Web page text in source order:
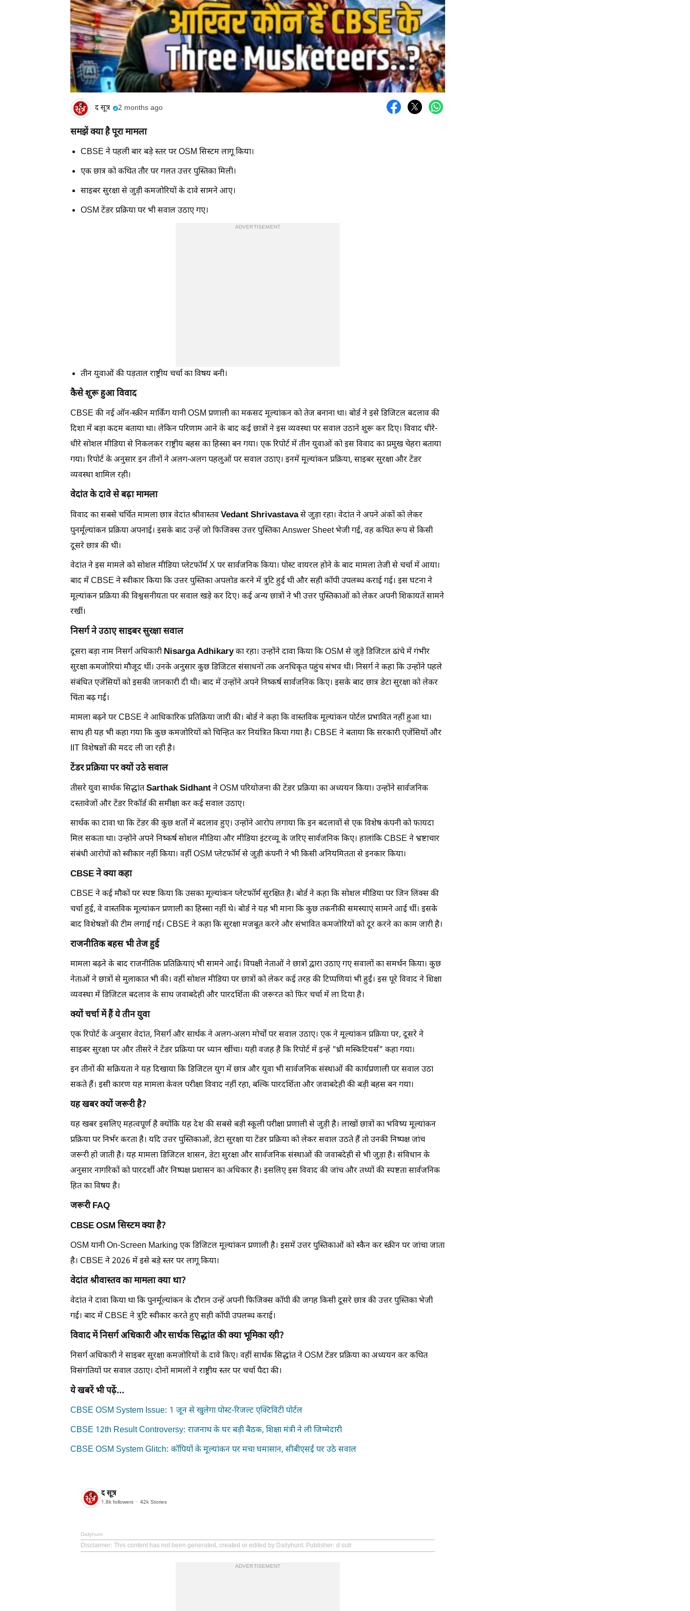
द सूत्र 2 months ago
समझें क्या है पूरा मामला
CBSE ने पहली बार बड़े स्तर पर OSM सिस्टम लागू किया।
एक छात्र को कथित तौर पर गलत उत्तर पुस्तिका मिली।
साइबर सुरक्षा से जुड़ी कमजोरियों के दावे सामने आए।
OSM टेंडर प्रक्रिया पर भी सवाल उठाए गए।
ADVERTISEMENT
तीन युवाओं की पड़ताल राष्ट्रीय चर्चा का विषय बनी।
कैसे शुरू हुआ विवाद
CBSE की नई ऑन-स्क्रीन मार्किंग यानी OSM प्रणाली का मकसद मूल्यांकन को तेज बनाना था। बोर्ड ने इसे डिजिटल बदलाव की
दिशा में बड़ा कदम बताया था। लेकिन परिणाम आने के बाद कई छात्रों ने इस व्यवस्था पर सवाल उठाने शुरू कर दिए। विवाद धीरे-
धीरे सोशल मीडिया से निकलकर राष्ट्रीय बहस का हिस्सा बन गया। एक रिपोर्ट में तीन युवाओं को इस विवाद का प्रमुख चेहरा बताया
गया। रिपोर्ट के अनुसार इन तीनों ने अलग-अलग पहलुओं पर सवाल उठाए। इनमें मूल्यांकन प्रक्रिया, साइबर सुरक्षा और टेंडर
व्यवस्था शामिल रही।
वेदांत के दावे से बढ़ा मामला
विवाद का सबसे चर्चित मामला छात्र वेदांत श्रीवास्तवVedant Shrivastavaसे जुड़ा रहा। वेदांत ने अपने अंकों को लेकर
पुनर्मूल्यांकन प्रक्रिया अपनाई। इसके बाद उन्हें जो फिजिक्स उत्तर पुस्तिका Answer Sheet भेजी गई, वह कथित रूप से किसी
दूसरे छात्र की थी।
वेदांत ने इस मामले को सोशल मीडिया प्लेटफॉर्म X पर सार्वजनिक किया। पोस्ट वायरल होने के बाद मामला तेजी से चर्चा में आया।
बाद में CBSE ने स्वीकार किया कि उत्तर पुस्तिका अपलोड करने में त्रुटि हुई थी और सही कॉपी उपलब्ध कराई गई। इस घटना ने
मूल्यांकन प्रक्रिया की विश्वसनीयता पर सवाल खड़े कर दिए। कई अन्य छात्रों ने भी उत्तर पुस्तिकाओं को लेकर अपनी शिकायतें सामने
रखीं।
निसर्ग ने उठाए साइबर सुरक्षा सवाल
दूसरा बड़ा नाम निसर्ग अधिकारी Nisarga Adhikaryका रहा। उन्होंने दावा किया कि OSM से जुड़े डिजिटल ढांचे में गंभीर
सुरक्षा कमजोरियां मौजूद थीं। उनके अनुसार कुछ डिजिटल संसाधनों तक अनधिकृत पहुंच संभव थी। निसर्ग ने कहा कि उन्होंने पहले
संबंधित एजेंसियों को इसकी जानकारी दी थी। बाद में उन्होंने अपने निष्कर्ष सार्वजनिक किए। इसके बाद छात्र डेटा सुरक्षा को लेकर
चिंता बढ़ गई।
मामला बढ़ने पर CBSE ने आधिकारिक प्रतिक्रिया जारी की। बोर्ड ने कहा कि वास्तविक मूल्यांकन पोर्टल प्रभावित नहीं हुआ था।
साथ ही यह भी कहा गया कि कुछ कमजोरियों को चिन्हित कर नियंत्रित किया गया है। CBSE ने बताया कि सरकारी एजेंसियों और
IIT विशेषज्ञों की मदद ली जा रही है।
टेंडर प्रक्रिया पर क्यों उठे सवाल
तीसरे युवा सार्थक सिद्धांतSarthak Sidhantने OSM परियोजना की टेंडर प्रक्रिया का अध्ययन किया। उन्होंने सार्वजनिक
दस्तावेजों और टेंडर रिकॉर्ड की समीक्षा कर कई सवाल उठाए।
सार्थक का दावा था कि टेंडर की कुछ शर्तों में बदलाव हुए। उन्होंने आरोप लगाया कि इन बदलावों से एक विशेष कंपनी को फायदा
मिल सकता था। उन्होंने अपने निष्कर्ष सोशल मीडिया और मीडिया इंटरव्यू के जरिए सार्वजनिक किए। हालांकि CBSE ने भ्रष्टाचार
संबंधी आरोपों को स्वीकार नहीं किया। वहीं OSM प्लेटफॉर्म से जुड़ी कंपनी ने भी किसी अनियमितता से इनकार किया।
CBSE ने क्या कहा
CBSE ने कई मौकों पर स्पष्ट किया कि उसका मूल्यांकन प्लेटफॉर्म सुरक्षित है। बोर्ड ने कहा कि सोशल मीडिया पर जिन लिंक्स की
चर्चा हुई, वे वास्तविक मूल्यांकन प्रणाली का हिस्सा नहीं थे। बोर्ड ने यह भी माना कि कुछ तकनीकी समस्याएं सामने आई थीं। इसके
बाद विशेषज्ञों की टीम लगाई गई। CBSE ने कहा कि सुरक्षा मजबूत करने और संभावित कमजोरियों को दूर करने का काम जारी है।
राजनीतिक बहस भी तेज हुई
मामला बढ़ने के बाद राजनीतिक प्रतिक्रियाएं भी सामने आईं। विपक्षी नेताओं ने छात्रों द्वारा उठाए गए सवालों का समर्थन किया। कुछ
नेताओं ने छात्रों से मुलाकात भी की। वहीं सोशल मीडिया पर छात्रों को लेकर कई तरह की टिप्पणियां भी हुईं। इस पूरे विवाद ने शिक्षा
व्यवस्था में डिजिटल बदलाव के साथ जवाबदेही और पारदर्शिता की जरूरत को फिर चर्चा में ला दिया है।
क्यों चर्चा में हैं ये तीन युवा
एक रिपोर्ट के अनुसार वेदांत, निसर्ग और सार्थक ने अलग-अलग मोर्चों पर सवाल उठाए। एक ने मूल्यांकन प्रक्रिया पर, दूसरे ने
साइबर सुरक्षा पर और तीसरे ने टेंडर प्रक्रिया पर ध्यान खींचा। यही वजह है कि रिपोर्ट में इन्हें "थ्री मस्किटियर्स" कहा गया।
इन तीनों की सक्रियता ने यह दिखाया कि डिजिटल युग में छात्र और युवा भी सार्वजनिक संस्थाओं की कार्यप्रणाली पर सवाल उठा
सकते हैं। इसी कारण यह मामला केवल परीक्षा विवाद नहीं रहा, बल्कि पारदर्शिता और जवाबदेही की बड़ी बहस बन गया।
यह खबर क्यों जरूरी है?
यह खबर इसलिए महत्वपूर्ण है क्योंकि यह देश की सबसे बड़ी स्कूली परीक्षा प्रणाली से जुड़ी है। लाखों छात्रों का भविष्य मूल्यांकन
प्रक्रिया पर निर्भर करता है। यदि उत्तर पुस्तिकाओं, डेटा सुरक्षा या टेंडर प्रक्रिया को लेकर सवाल उठते हैं तो उनकी निष्पक्ष जांच
जरूरी हो जाती है। यह मामला डिजिटल शासन, डेटा सुरक्षा और सार्वजनिक संस्थाओं की जवाबदेही से भी जुड़ा है। संविधान के
अनुसार नागरिकों को पारदर्शी और निष्पक्ष प्रशासन का अधिकार है। इसलिए इस विवाद की जांच और तथ्यों की स्पष्टता सार्वजनिक
हित का विषय है।
जरूरी FAQ
CBSE OSM सिस्टम क्या है?
OSM यानी On-Screen Marking एक डिजिटल मूल्यांकन प्रणाली है। इसमें उत्तर पुस्तिकाओं को स्कैन कर स्क्रीन पर जांचा जाता
है। CBSE ने 2026 में इसे बड़े स्तर पर लागू किया।
वेदांत श्रीवास्तव का मामला क्या था?
वेदांत ने दावा किया था कि पुनर्मूल्यांकन के दौरान उन्हें अपनी फिजिक्स कॉपी की जगह किसी दूसरे छात्र की उत्तर पुस्तिका भेजी
गई। बाद में CBSE ने त्रुटि स्वीकार करते हुए सही कॉपी उपलब्ध कराई।
विवाद में निसर्ग अधिकारी और सार्थक सिद्धांत की क्या भूमिका रही?
निसर्ग अधिकारी ने साइबर सुरक्षा कमजोरियों के दावे किए। वहीं सार्थक सिद्धांत ने OSM टेंडर प्रक्रिया का अध्ययन कर कथित
विसंगतियों पर सवाल उठाए। दोनों मामलों ने राष्ट्रीय स्तर पर चर्चा पैदा की।
ये खबरें भी पढ़ें...
CBSE OSM System Issue: 1 जून से खुलेगा पोस्ट-रिजल्ट एक्टिविटी पोर्टल
CBSE 12th Result Controversy: राजनाथ के घर बड़ी बैठक, शिक्षा मंत्री ने ली जिम्मेदारी
CBSE OSM System Glitch: कॉपियों के मूल्यांकन पर मचा घमासान, सीबीएसई पर उठे सवाल
द सूत्र
1.8k followers 42k Stories
Dailyhunt
Disclaimer: This content has not been generated, created or edited by Dailyhunt. Publisher: d sutr
ADVERTISEMENT